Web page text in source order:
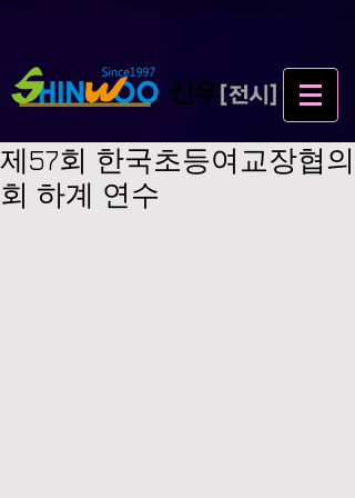
제57회 한국초등여교장협의
회 하계 연수